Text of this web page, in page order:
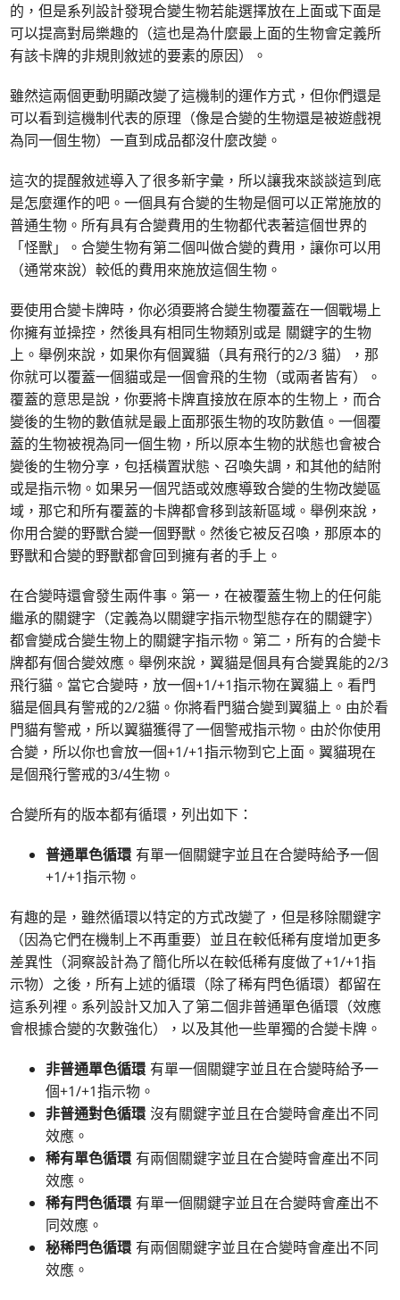
的，但是系列設計發現合變生物若能選擇放在上面或下面是
可以提高對局樂趣的（這也是為什麼最上面的生物會定義所
有該卡牌的非規則敘述的要素的原因）。
雖然這兩個更動明顯改變了這機制的運作方式，但你們還是
可以看到這機制代表的原理（像是合變的生物還是被遊戲視
為同一個生物）一直到成品都沒什麼改變。
這次的提醒敘述導入了很多新字彙，所以讓我來談談這到底
是怎麼運作的吧。一個具有合變的生物是個可以正常施放的
普通生物。所有具有合變費用的生物都代表著這個世界的
「怪獸」。合變生物有第二個叫做合變的費用，讓你可以用
（通常來說）較低的費用來施放這個生物。
要使用合變卡牌時，你必須要將合變生物覆蓋在一個戰場上
你擁有並操控，然後具有相同生物類別或是 關鍵字的生物
上。舉例來說，如果你有個翼貓（具有飛行的2/3 貓），那
你就可以覆蓋一個貓或是一個會飛的生物（或兩者皆有）。
覆蓋的意思是說，你要將卡牌直接放在原本的生物上，而合
變後的生物的數值就是最上面那張生物的攻防數值。一個覆
蓋的生物被視為同一個生物，所以原本生物的狀態也會被合
變後的生物分享，包括橫置狀態、召喚失調，和其他的結附
或是指示物。如果另一個咒語或效應導致合變的生物改變區
域，那它和所有覆蓋的卡牌都會移到該新區域。舉例來說，
你用合變的野獸合變一個野獸。然後它被反召喚，那原本的
野獸和合變的野獸都會回到擁有者的手上。
在合變時還會發生兩件事。第一，在被覆蓋生物上的任何能
繼承的關鍵字（定義為以關鍵字指示物型態存在的關鍵字）
都會變成合變生物上的關鍵字指示物。第二，所有的合變卡
牌都有個合變效應。舉例來說，翼貓是個具有合變異能的2/3
飛行貓。當它合變時，放一個+1/+1指示物在翼貓上。看門
貓是個具有警戒的2/2貓。你將看門貓合變到翼貓上。由於看
門貓有警戒，所以翼貓獲得了一個警戒指示物。由於你使用
合變，所以你也會放一個+1/+1指示物到它上面。翼貓現在
是個飛行警戒的3/4生物。
合變所有的版本都有循環，列出如下：
普通單色循環 有單一個關鍵字並且在合變時給予一個
+1/+1指示物。
有趣的是，雖然循環以特定的方式改變了，但是移除關鍵字
（因為它們在機制上不再重要）並且在較低稀有度增加更多
差異性（洞察設計為了簡化所以在較低稀有度做了+1/+1指
示物）之後，所有上述的循環（除了稀有閂色循環）都留在
這系列裡。系列設計又加入了第二個非普通單色循環（效應
會根據合變的次數強化），以及其他一些單獨的合變卡牌。
非普通單色循環 有單一個關鍵字並且在合變時給予一
個+1/+1指示物。
非普通對色循環沒有關鍵字並且在合變時會產出不同
效應。
稀有單色循環 有兩個關鍵字並且在合變時會產出不同
效應。
稀有閂色循環 有單一個關鍵字並且在合變時會產出不
同效應。
秘稀閂色循環 有兩個關鍵字並且在合變時會產出不同
效應。